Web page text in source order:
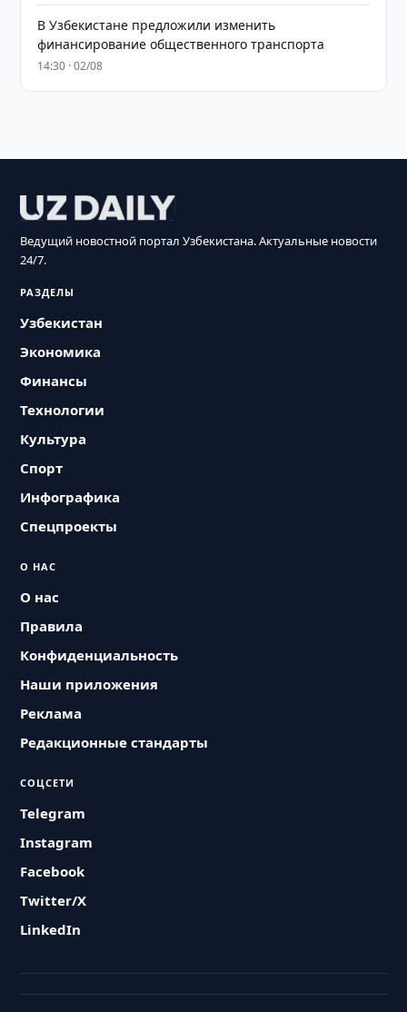
В Узбекистане предложили изменить
финансирование общественного транспорта
14:30 · 02/08
Ведущий новостной портал Узбекистана. Актуальные новости
24/7.
РАЗДЕЛЫ
Узбекистан
Экономика
Финансы
Технологии
Культура
Спорт
Инфографика
Спецпроекты
О НАС
О нас
Правила
Конфиденциальность
Наши приложения
Реклама
Редакционные стандарты
СОЦСЕТИ
Telegram
Instagram
Facebook
Twitter/X
LinkedIn